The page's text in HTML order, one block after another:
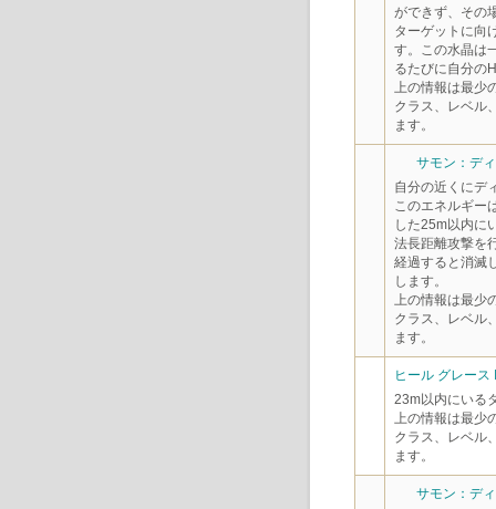
ができず、その
ターゲットに向
す。この水晶は
るたびに自分の
上の情報は最少
クラス、レベル
ます。
サモン：デ
自分の近くにデ
このエネルギー
した25m以内に
法長距離攻撃を
経過すると消滅
します。
上の情報は最少
クラス、レベル
ます。
ヒール グレース I
23m以内にいる
上の情報は最少
クラス、レベル
ます。
サモン：デ